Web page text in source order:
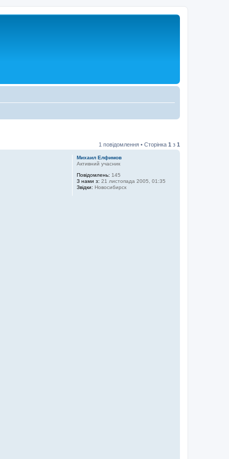
1 повідомлення • Сторінка 1 з 1
Михаил Елфимов
Активний учасник
Повідомлень: 145
З нами з: 21 листопада 2005, 01:35
Звідки: Новосибирск